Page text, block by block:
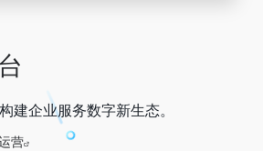
建企业服务数字新生态。
营